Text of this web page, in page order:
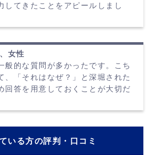
してきたことをアピールしまし
女性
般的な質問が多かったです。こち
、「それはなぜ？」と深堀された
回答を用意しておくことが大切だ
いる方の評判・口コミ